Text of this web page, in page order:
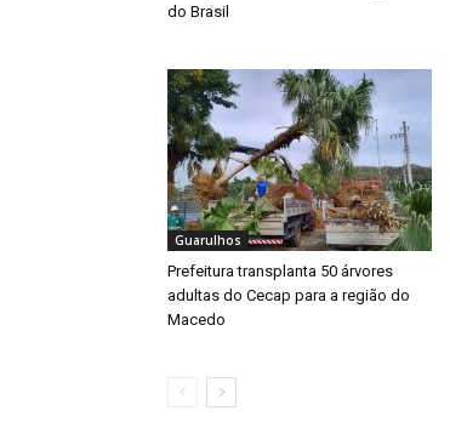
do Brasil
Guarulhos
Prefeitura transplanta 50 árvores
adultas do Cecap para a região do
Macedo